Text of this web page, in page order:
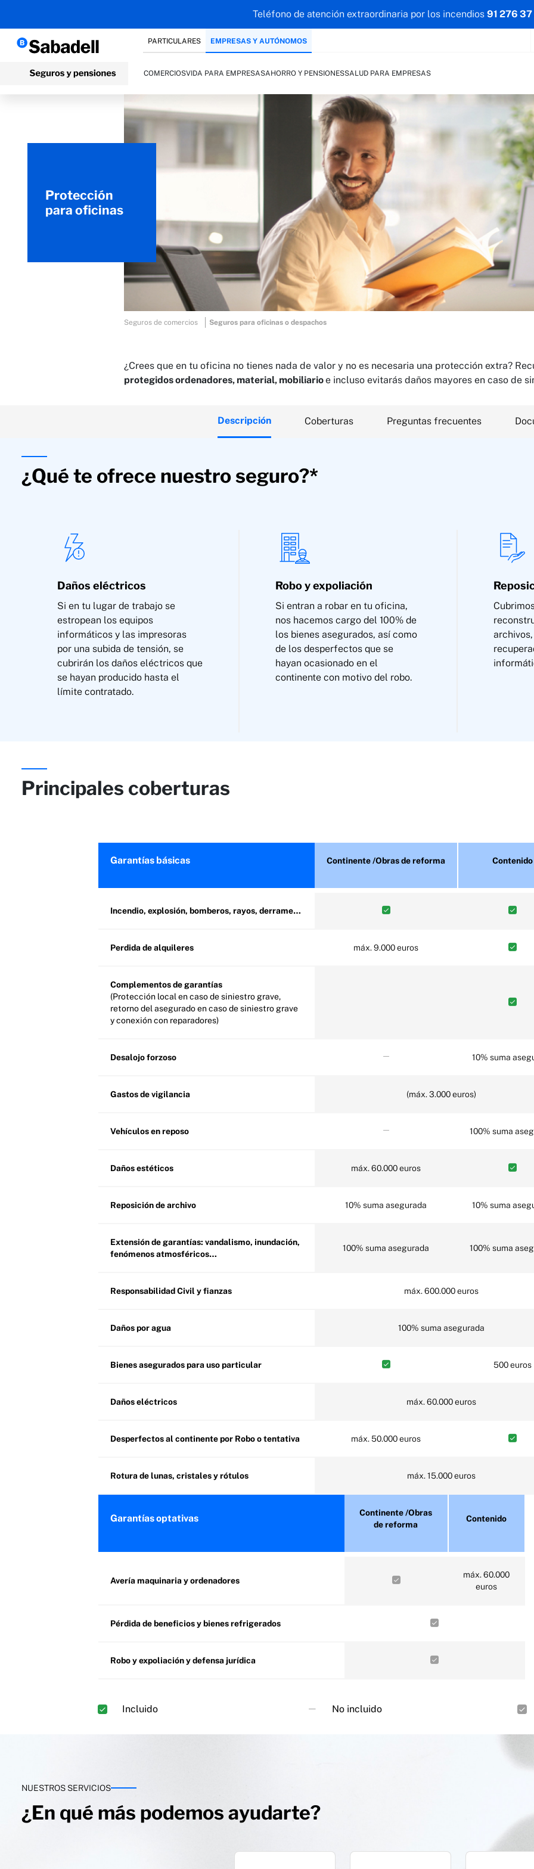
Teléfono de atención extraordinaria por los incendios 91 276
PARTICULARES EMPRESAS Y AUTÓNOMOS
COMERCIOSVIDA PARA EMPRESASAHORRO Y PENSIONESSALUD PARA EMPRESAS
Protección
para oficinas
Seguros de comercios Seguros para oficinas o despachos
¿Crees que en tu oficina no tienes nada de valor y no es necesaria una protección extra?
protegidos ordenadores, material, mobiliarioe incluso evitarás daños mayores en caso de
Descripción Coberturas Preguntas frecuentes
¿Qué te ofrece nuestro seguro?*
Daños eléctricos
Si en tu lugar de trabajo se
estropean los equipos
informáticos y las impresoras
por una subida de tensión, se
cubrirán los daños eléctricos que
se hayan producido hasta el
límite contratado.
Robo y expoliación
Si entran a robar en tu oficina,
nos hacemos cargo del 100% de
los bienes asegurados, así como
de los desperfectos que se
hayan ocasionado en el
continente con motivo del robo.
Principales coberturas
Garantías básicas Continente /Obras de reforma Contenido
Incendio, explosión, bomberos, rayos, derrame…
Perdida de alquileres máx. 9.000 euros
Complementos de garantías
(Protección local en caso de siniestro grave,
retorno del asegurado en caso de siniestro grave
y conexión con reparadores)
Desalojo forzoso 10% suma
Gastos de vigilancia (máx. 3.000 euros)
Vehículos en reposo 100% suma
Daños estéticos máx. 60.000 euros
Reposición de archivo 10% suma asegurada 10% suma
Extensión de garantías: vandalismo, inundación,
fenómenos atmosféricos…
100% suma asegurada 100% suma
Responsabilidad Civil y fianzas máx. 600.000 euros
Daños por agua 100% suma asegurada
Bienes asegurados para uso particular 500 euros
Daños eléctricos máx. 60.000 euros
Desperfectos al continente por Robo o tentativa máx. 50.000 euros
Rotura de lunas, cristales y rótulos máx. 15.000 euros
Garantías optativas
Continente /Obras
de reforma
Contenido
Avería maquinaria y ordenadores
máx. 60.000
euros
Pérdida de beneficios y bienes refrigerados
Robo y expoliación y defensa jurídica
Incluido No incluido
NUESTROS SERVICIOS
¿En qué más podemos ayudarte?